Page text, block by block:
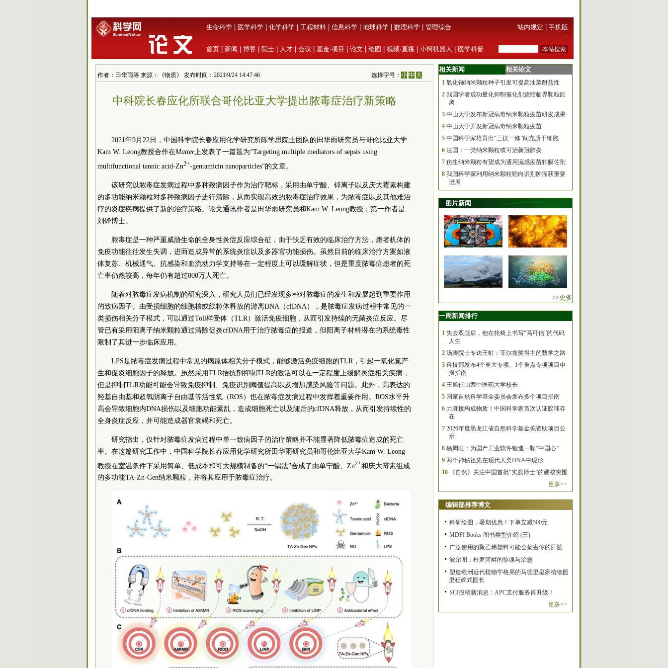
生命科学 医学科学 化学科学 工程材料 信息科学 地球科学 数理科学 管理综合 站内规定 手机版
首页 新闻 博客 院士 人才 会议 基金·项目 论文 绘图 视频·直播 小柯机器人 医学科普
作者：田华雨等 来源：《物质》 发布时间：2021/9/24 14:47:46 选择字号：小 中 大
中科院长春应化所联合哥伦比亚大学提出脓毒症治疗新策略
2021年9月22日，中国 科学院长春应用化学研究所陈学思 院士团队的田华雨研究员与哥伦比亚大学
Kam W. Leong教授合作在Matter上发表了一篇题为“Targeting multiple mediators of sepsis using
multifunctional tannic acid-Zn2+-gentamicin nanoparticles”的文章。
该研究以脓毒症发病过程中多种致病因子作为治疗靶标，采用由单宁酸、锌离子以及庆大霉素构建
的多功能纳米颗粒对多种致病因子进行清除，从而实现高效的脓毒症治疗效果，为脓毒症以及其他难治
疗的炎症疾病提供了新的治疗策略。 论文通讯作者是田华雨研究员和Kam W. Leong教授；第一作者是
刘锋博士。
脓毒症是一种严重威胁生命的全身性炎症反应综合征，由于缺乏有效的临床治疗方法，患者机体的
免疫功能往往发生失调，进而造成异常的系统炎症以及多器官功能损伤。虽然目前的临床治疗方案如液
体复苏、机械通气、抗感染和血流动力学支持等在一定程度上可以缓解症状，但是重度脓毒症患者的死
亡率仍然较高，每年仍有超过800万人死亡。
随着对脓毒症发病机制的研究深入，研究人员们已经发现多种对脓毒症的发生和发展起到重要作用
的致病因子。由受损细胞的细胞核或线粒体释放的游离DNA（cfDNA），是脓毒症发病过程中常见的一
类损伤相关分子模式，可以通过Toll样受体（TLR）激活免疫细胞，从而引发持续的无菌炎症反应。尽
管已有采用阳离子纳米颗粒通过清除促炎cfDNA用于治疗脓毒症的报道，但阳离子材料潜在的系统毒性
限制了其进一步临床应用。
LPS是脓毒症发病过程中常见的病原体相关分子模式，能够激活免疫细胞的TLR，引起一氧化氮产
生和促炎细胞因子的释放。虽然采用TLR拮抗剂抑制TLR的激活可以在一定程度上缓解炎症相关疾病，
但是抑制TLR功能可能会导致免疫抑制、免疫识别阈值提高以及增加感染风险等问题。此外，高表达的
羟基自由基和超氧阴离子自由基等活性氧（ROS）也在脓毒症发病过程中发挥着重要作用。ROS水平升
高会导致细胞内DNA损伤以及细胞功能紊乱，造成细胞死亡以及随后的cfDNA释放，从而引发持续性的
全身炎症反应，并可能造成器官衰竭和死亡。
研究指出，仅针对脓毒症发病过程中单一致病因子的治疗策略并不能显著降低脓毒症造成的死亡
率。在这篇研究工作中，中国科学院长春应用化学研究所田华雨研究员和哥伦比亚大学Kam W. Leong
教授在室温条件下采用简单、低成本和可大规模制备的“一锅法”合成了由单宁酸、Zn2+和庆大霉素组成
的多功能TA-Zn-Gen纳米颗粒，并将其应用于脓毒症治疗。
相关新闻 相关论文
1 氧化铈纳米颗粒种子引发可提高油菜耐盐性
2 我国学者成功量化抑制催化剂烧结临界颗粒距
离
3 中山大学发布新冠病毒纳米颗粒疫苗研发成果
4 中山大学开发新冠病毒纳米颗粒疫苗
5 中国科学家培育出“三抗一修”间充质干细胞
6 法国：一类纳米颗粒或可治新冠肺炎
7 仿生纳米颗粒有望成为通用流感疫苗粘膜佐剂
8 我国科学家利用纳米颗粒靶向识别肿瘤获重要
进展
图片新闻
>>更多
一周新闻排行
1 失去双腿后，他在轮椅上书写“高可信”的代码
人生
2 汤涛院士专访王虹：菲尔兹奖得主的数学之路
3 科技部发布4个重大专项、1个重点专项项目申
报指南
4 王旭任山西中医药大学校长
5 国家自然科学基金委员会发布多个项目指南
6 力直接构成物质！中国科学家首次认证胶球存
在
7 2026年度黑龙江省自然科学基金拟资助项目公
示
8 杨周旺：为国产工业软件锻造一颗“中国心”
9 两个神秘祖先在现代人类DNA中现形
10
《自然》关注中国首批“实践博士”的硬核突围
更多>>
编辑部推荐博文
科研绘图，暑期优惠！下单立减500元
MDPI Books 图书类型介绍 (三)
广泛使用的聚乙烯塑料可能会损害你的肝脏
波尔图：杜罗河畔的惊魂与治愈
塑造欧洲近代植物学格局的马德里皇家植物园
里程碑式园长
SCI投稿新消息：APC支付服务再升级！
更多>>